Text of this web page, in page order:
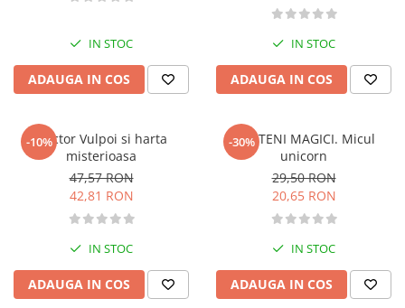
Diete si fitness
Fitness si frumusete
Diverse
Sa nu razi :((
Drept
IN STOC
ADAUGA IN COS
IN STOC
ADAUGA IN COS
-10%
Hector Vulpoi si harta
misterioasa
47,57 RON
42,81 RON
IN STOC
ADAUGA IN COS
-30%
PRIETENI MAGICI. Micul
unicorn
29,50 RON
20,65 RON
IN STOC
ADAUGA IN COS